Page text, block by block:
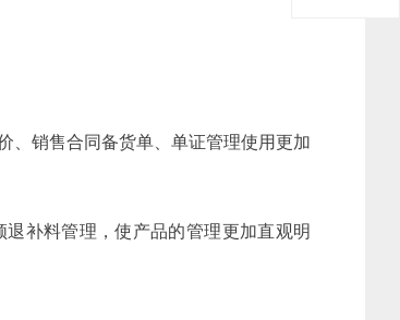
、销售合同备货单、单证管理使用更加
补料管理，使产品的管理更加直观明